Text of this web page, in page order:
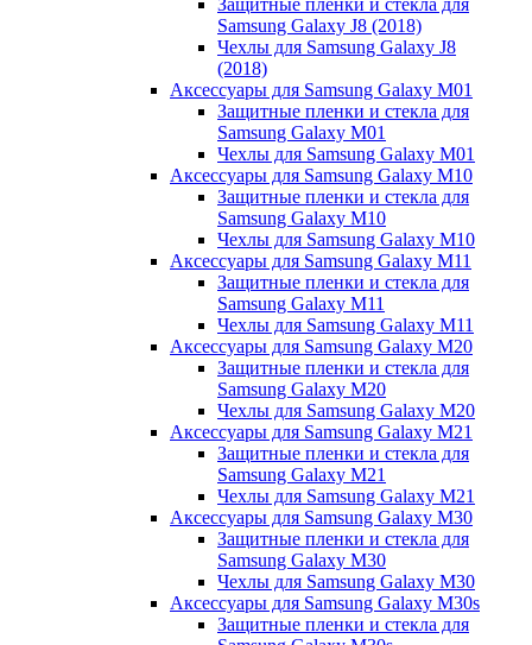
Samsung Galaxy J8 (2018)
Чехлы для Samsung Galaxy J8
(2018)
Аксессуары для Samsung Galaxy M01
Защитные пленки и стекла для
Samsung Galaxy M01
Чехлы для Samsung Galaxy M01
Аксессуары для Samsung Galaxy M10
Защитные пленки и стекла для
Samsung Galaxy M10
Чехлы для Samsung Galaxy M10
Аксессуары для Samsung Galaxy M11
Защитные пленки и стекла для
Samsung Galaxy M11
Чехлы для Samsung Galaxy M11
Аксессуары для Samsung Galaxy M20
Защитные пленки и стекла для
Samsung Galaxy M20
Чехлы для Samsung Galaxy M20
Аксессуары для Samsung Galaxy M21
Защитные пленки и стекла для
Samsung Galaxy M21
Чехлы для Samsung Galaxy M21
Аксессуары для Samsung Galaxy M30
Защитные пленки и стекла для
Samsung Galaxy M30
Чехлы для Samsung Galaxy M30
Аксессуары для Samsung Galaxy M30s
Защитные пленки и стекла для